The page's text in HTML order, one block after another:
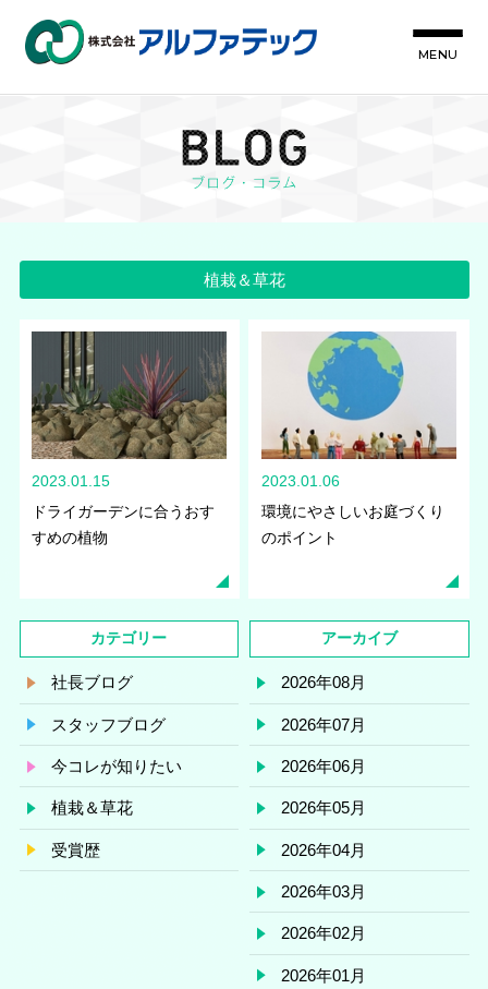
MENU
植栽＆草花
2023.01.15
ドライガーデンに合うおす
すめの植物
2023.01.06
環境にやさしいお庭づくり
のポイント
カテゴリー
社長ブログ
スタッフブログ
今コレが知りたい
植栽＆草花
受賞歴
アーカイブ
2026年08月
2026年07月
2026年06月
2026年05月
2026年04月
2026年03月
2026年02月
2026年01月